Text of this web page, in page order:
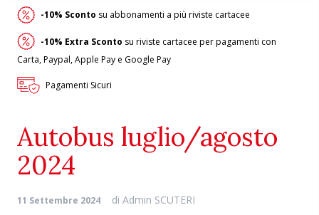
-10% Sconto su abbonamenti a più riviste cartacee
-10% Extra Sconto su riviste cartacee per pagamenti con
Carta, Paypal, Apple Pay e Google Pay
Pagamenti Sicuri
Autobus luglio/agosto
2024
11 Settembre 2024 di Admin SCUTERI